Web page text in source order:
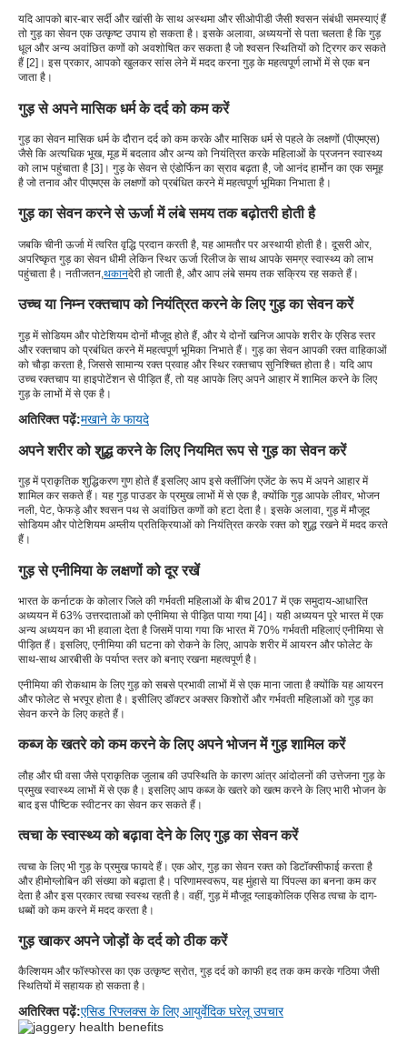
यदि आपको बार-बार सर्दी और खांसी के साथ अस्थमा और सीओपीडी जैसी श्वसन संबंधी समस्याएं हैं
तो गुड़ का सेवन एक उत्कृष्ट उपाय हो सकता है। इसके अलावा, अध्ययनों से पता चलता है कि गुड़
धूल और अन्य अवांछित कणों को अवशोषित कर सकता है जो श्वसन स्थितियों को ट्रिगर कर सकते
हैं [2]। इस प्रकार, आपको खुलकर सांस लेने में मदद करना गुड़ के महत्वपूर्ण लाभों में से एक बन
जाता है।
गुड़ से अपने मासिक धर्म के दर्द को कम करें
गुड़ का सेवन मासिक धर्म के दौरान दर्द को कम करके और मासिक धर्म से पहले के लक्षणों (पीएमएस)
जैसे कि अत्यधिक भूख, मूड में बदलाव और अन्य को नियंत्रित करके महिलाओं के प्रजनन स्वास्थ्य
को लाभ पहुंचाता है [3]। गुड़ के सेवन से एंडोर्फिन का स्राव बढ़ता है, जो आनंद हार्मोन का एक समूह
है जो तनाव और पीएमएस के लक्षणों को प्रबंधित करने में महत्वपूर्ण भूमिका निभाता है।
गुड़ का सेवन करने से ऊर्जा में लंबे समय तक बढ़ोतरी होती है
जबकि चीनी ऊर्जा में त्वरित वृद्धि प्रदान करती है, यह आमतौर पर अस्थायी होती है। दूसरी ओर,
अपरिष्कृत गुड़ का सेवन धीमी लेकिन स्थिर ऊर्जा रिलीज के साथ आपके समग्र स्वास्थ्य को लाभ
पहुंचाता है। नतीजतन, थकानदेरी हो जाती है, और आप लंबे समय तक सक्रिय रह सकते हैं।
उच्च या निम्न रक्तचाप को नियंत्रित करने के लिए गुड़ का सेवन करें
गुड़ में सोडियम और पोटेशियम दोनों मौजूद होते हैं, और ये दोनों खनिज आपके शरीर के एसिड स्तर
और रक्तचाप को प्रबंधित करने में महत्वपूर्ण भूमिका निभाते हैं। गुड़ का सेवन आपकी रक्त वाहिकाओं
को चौड़ा करता है, जिससे सामान्य रक्त प्रवाह और स्थिर रक्तचाप सुनिश्चित होता है। यदि आप
उच्च रक्तचाप या हाइपोटेंशन से पीड़ित हैं, तो यह आपके लिए अपने आहार में शामिल करने के लिए
गुड़ के लाभों में से एक है।
अतिरिक्त पढ़ें:मखाने के फायदे
अपने शरीर को शुद्ध करने के लिए नियमित रूप से गुड़ का सेवन करें
गुड़ में प्राकृतिक शुद्धिकरण गुण होते हैं इसलिए आप इसे क्लींजिंग एजेंट के रूप में अपने आहार में
शामिल कर सकते हैं। यह गुड़ पाउडर के प्रमुख लाभों में से एक है, क्योंकि गुड़ आपके लीवर, भोजन
नली, पेट, फेफड़े और श्वसन पथ से अवांछित कणों को हटा देता है। इसके अलावा, गुड़ में मौजूद
सोडियम और पोटेशियम अम्लीय प्रतिक्रियाओं को नियंत्रित करके रक्त को शुद्ध रखने में मदद करते
हैं।
गुड़ से एनीमिया के लक्षणों को दूर रखें
भारत के कर्नाटक के कोलार जिले की गर्भवती महिलाओं के बीच 2017 में एक समुदाय-आधारित
अध्ययन में 63% उत्तरदाताओं को एनीमिया से पीड़ित पाया गया [4]। यही अध्ययन पूरे भारत में एक
अन्य अध्ययन का भी हवाला देता है जिसमें पाया गया कि भारत में 70% गर्भवती महिलाएं एनीमिया से
पीड़ित हैं। इसलिए, एनीमिया की घटना को रोकने के लिए, आपके शरीर में आयरन और फोलेट के
साथ-साथ आरबीसी के पर्याप्त स्तर को बनाए रखना महत्वपूर्ण है।
एनीमिया की रोकथाम के लिए गुड़ को सबसे प्रभावी लाभों में से एक माना जाता है क्योंकि यह आयरन
और फोलेट से भरपूर होता है। इसीलिए डॉक्टर अक्सर किशोरों और गर्भवती महिलाओं को गुड़ का
सेवन करने के लिए कहते हैं।
कब्ज के खतरे को कम करने के लिए अपने भोजन में गुड़ शामिल करें
लौह और घी वसा जैसे प्राकृतिक जुलाब की उपस्थिति के कारण आंत्र आंदोलनों की उत्तेजना गुड़ के
प्रमुख स्वास्थ्य लाभों में से एक है। इसलिए आप कब्ज के खतरे को खत्म करने के लिए भारी भोजन के
बाद इस पौष्टिक स्वीटनर का सेवन कर सकते हैं।
त्वचा के स्वास्थ्य को बढ़ावा देने के लिए गुड़ का सेवन करें
त्वचा के लिए भी गुड़ के प्रमुख फायदे हैं। एक ओर, गुड़ का सेवन रक्त को डिटॉक्सीफाई करता है
और हीमोग्लोबिन की संख्या को बढ़ाता है। परिणामस्वरूप, यह मुंहासे या पिंपल्स का बनना कम कर
देता है और इस प्रकार त्वचा स्वस्थ रहती है। वहीं, गुड़ में मौजूद ग्लाइकोलिक एसिड त्वचा के दाग-
धब्बों को कम करने में मदद करता है।
गुड़ खाकर अपने जोड़ों के दर्द को ठीक करें
कैल्शियम और फॉस्फोरस का एक उत्कृष्ट स्रोत, गुड़ दर्द को काफी हद तक कम करके गठिया जैसी
स्थितियों में सहायक हो सकता है।
अतिरिक्त पढ़ें:एसिड रिफ्लक्स के लिए आयुर्वेदिक घरेलू उपचार